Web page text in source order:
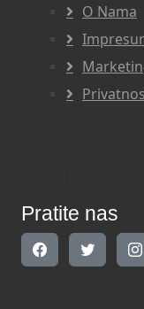
O Nama
Pratite nas